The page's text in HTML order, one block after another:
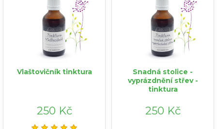
Vlaštovičník tinktura
250 Kč
Snadná stolice -
vyprázdnění střev -
tinktura
250 Kč